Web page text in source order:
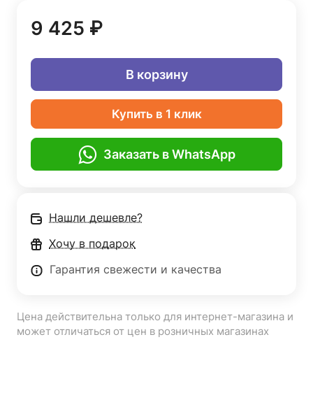
9 425 ₽
В корзину
Купить в 1 клик
Заказать в WhatsApp
Нашли дешевле?
Хочу в подарок
Гарантия свежести и качества
Цена действительна только для интернет-магазина и
может отличаться от цен в розничных магазинах